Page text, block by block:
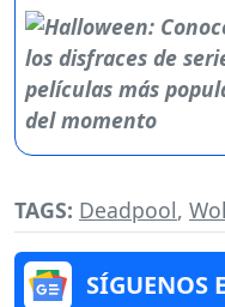
TAGS: Deadpool,
SÍGUENOS